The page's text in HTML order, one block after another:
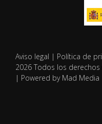
Aviso legal | Política de
2026 Todos los derechos
| Powered by Mad Media